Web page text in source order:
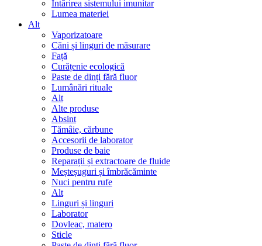
Întărirea sistemului imunitar
Lumea materiei
Alt
Vaporizatoare
Căni și linguri de măsurare
Față
Curățenie ecologică
Paste de dinți fără fluor
Lumânări rituale
Alt
Alte produse
Absint
Tămâie, cărbune
Accesorii de laborator
Produse de baie
Reparații și extractoare de fluide
Meșteșuguri și îmbrăcăminte
Nuci pentru rufe
Alt
Linguri și linguri
Laborator
Dovleac, matero
Sticle